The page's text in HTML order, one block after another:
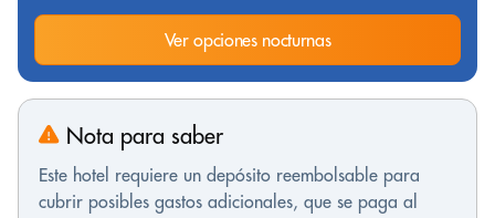
Ver opciones nocturnas
Nota para saber
Este hotel requiere un depósito reembolsable para
cubrir posibles gastos adicionales, que se paga al